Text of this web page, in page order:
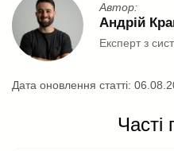
Автор:
Андрій
Експерт з
Дата оновлення статті:
Часті